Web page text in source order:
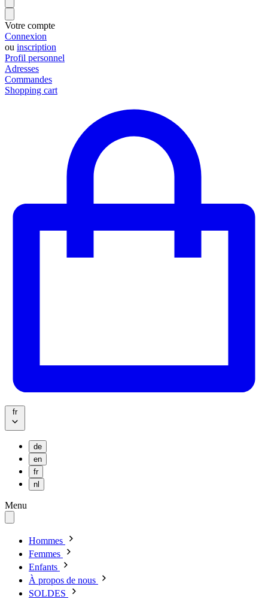
Votre compte
Connexion
ou inscription
Profil personnel
Adresses
Commandes
Shopping cart
fr
de
en
fr
nl
Menu
Hommes
Femmes
Enfants
À propos de nous
SOLDES